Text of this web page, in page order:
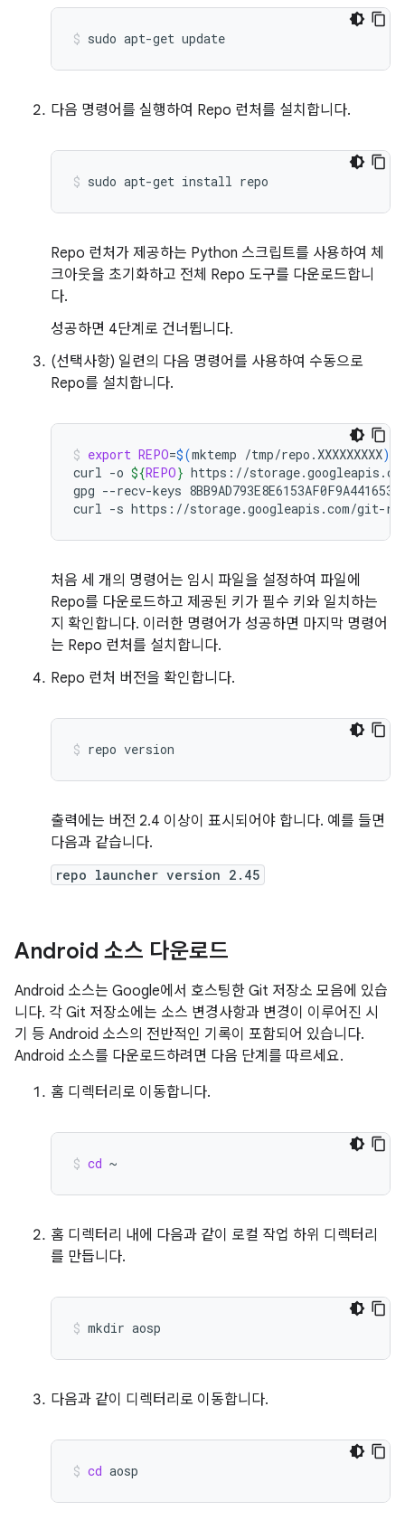
sudo apt-get update
다음 명령어를 실행하여 Repo 런처를 설치합니다.
sudo apt-get install repo
Repo 런처가 제공하는 Python 스크립트를 사용하여 체
크아웃을 초기화하고 전체 Repo 도구를 다운로드합니
다.
성공하면 4단계로 건너뜁니다.
(선택사항) 일련의 다음 명령어를 사용하여 수동으로
Repo를 설치합니다.
export REPO=$(mktemp /tmp/repo.XXXXXXXXX)
curl -o ${REPO} https://
gpg --recv-keys
curl -s https://storage.googleapis.com/git-
처음 세 개의 명령어는 임시 파일을 설정하여 파일에
Repo를 다운로드하고 제공된 키가 필수 키와 일치하는
지 확인합니다. 이러한 명령어가 성공하면 마지막 명령어
는 Repo 런처를 설치합니다.
Repo 런처 버전을 확인합니다.
repo version
출력에는 버전 2.4 이상이 표시되어야 합니다. 예를 들면
다음과 같습니다.
repo launcher version 2.45
Android 소스 다운로드
Android 소스는 Google에서 호스팅한 Git 저장소 모음에 있습
니다. 각 Git 저장소에는 소스 변경사항과 변경이 이루어진 시
기 등 Android 소스의 전반적인 기록이 포함되어 있습니다.
Android 소스를 다운로드하려면 다음 단계를 따르세요.
홈 디렉터리로 이동합니다.
cd ~
홈 디렉터리 내에 다음과 같이 로컬 작업 하위 디렉터리
를 만듭니다.
mkdir aosp
다음과 같이 디렉터리로 이동합니다.
cd aosp